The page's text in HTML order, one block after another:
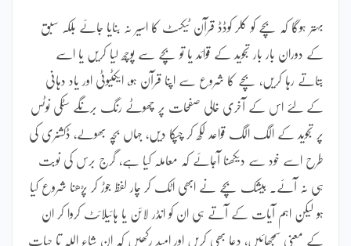
بہتر ہوگا کہ بچے کو کلر کوڈڈ قرآن ٹیکسٹ کا اسیر نہ بنایا جائے بلکہ سبق
کے دوران بار بار تجوید کے قوائد یا تو بچے سے پوچھ لیا کریں یا اسے
بتاتے رہا کریں، بچے کا شروع سے اپنا قرآن ہو، ایکٹیوٹی اور یاد دہانی
کے لئے اس کے آخری خالی صفحات پر چھوٹے رنگ برنگے سٹکی نوٹس
پر تجوید کے الگ الگ قواعد لکھ کر چپکا دیں، جہاں بچہ بھولے، ڈکشنری کی
طرح اسے خود سے دیکھنا آجائے کہ معاملہ کیا ہے، گرج برس کی نوبت
ہی نہ آئے۔ بیشک بچے نے ابھی اٹک کر چار لفظ جوڑ کر پڑھنا شروع کیا
ہو لیکن اہم آیات کے آتے ہی ان کو انڈر لائن یا ہائیلائٹ کروا کر ان
کے معنی سمجھائیں، دعا بھی کریں اور امید رکھیں کہ ان شاء اللہ تا حیات